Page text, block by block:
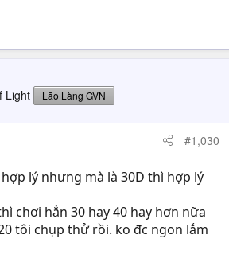
Light Lão Làng GVN
#1,030
lý nhưng mà là 30D thì hợp lý
chơi hẳn 30 hay 40 hay hơn nữa
tôi chụp thử rồi. ko đc ngon lắm